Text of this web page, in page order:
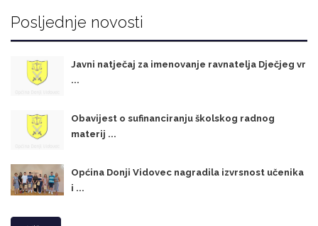
Posljednje novosti
Javni natječaj za imenovanje ravnatelja Dječjeg vr
...
Obavijest o sufinanciranju školskog radnog
materij ...
Općina Donji Vidovec nagradila izvrsnost učenika
i ...